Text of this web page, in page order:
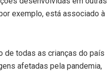
exemplo, está associado à
de todas as crianças do país
afetadas pela pandemia,